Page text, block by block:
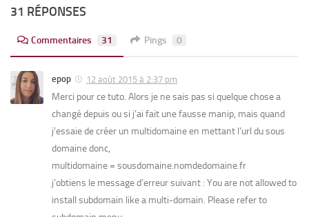
31 RÉPONSES
Commentaires 31 Pings 0
epop 12 août 2015 à 2:37 pm
Merci pour ce tuto. Alors je ne sais pas si quelque chose a
changé depuis ou si j’ai fait une fausse manip, mais quand
j’essaie de créer un multidomaine en mettant l’url du sous
domaine donc,
multidomaine = sousdomaine.nomdedomaine.fr
j’obtiens le message d’erreur suivant : You are not allowed to
install subdomain like a multi-domain. Please refer to